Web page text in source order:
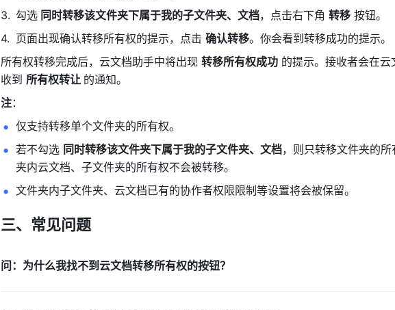
勾选 同时转移该文件夹下属于我的子文件夹、文档，点击右下角 转移 按钮。
页面出现确认转移所有权的提示，点击 确认转移。你会看到转移成功的提示。
所有权转移完成后，云文档助手中将出现 转移所有权成功 的提示。接收者会在云
收到 所有权转让 的通知。
注：
仅支持转移单个文件夹的所有权。
若不勾选 同时转移该文件夹下属于我的子文件夹、文档，则只转移文件夹的
夹内云文档、子文件夹的所有权不会被转移。
文件夹内子文件夹、云文档已有的协作者权限限制等设置将会被保留。
三、常见问题
问：为什么我找不到云文档转移所有权的按钮？